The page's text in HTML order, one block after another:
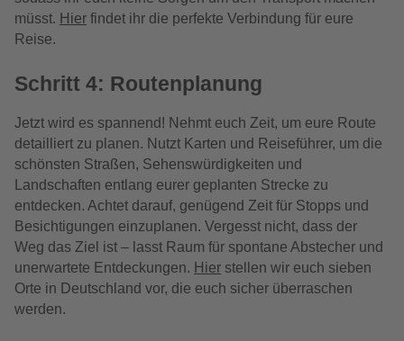
müsst. Hier findet ihr die perfekte Verbindung für eure
Reise.
Schritt 4: Routenplanung
Jetzt wird es spannend! Nehmt euch Zeit, um eure Route
detailliert zu planen. Nutzt Karten und Reiseführer, um die
schönsten Straßen, Sehenswürdigkeiten und
Landschaften entlang eurer geplanten Strecke zu
entdecken. Achtet darauf, genügend Zeit für Stopps und
Besichtigungen einzuplanen. Vergesst nicht, dass der
Weg das Ziel ist – lasst Raum für spontane Abstecher und
unerwartete Entdeckungen. Hier stellen wir euch sieben
Orte in Deutschland vor, die euch sicher überraschen
werden.